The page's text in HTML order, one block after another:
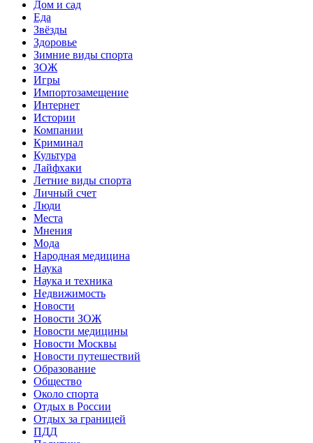
Дом и сад
Еда
Звёзды
Здоровье
Зимние виды спорта
ЗОЖ
Игры
Импортозамещение
Интернет
Истории
Компании
Криминал
Культура
Лайфхаки
Летние виды спорта
Личный счет
Люди
Места
Мнения
Мода
Народная медицина
Наука
Наука и техника
Недвижимость
Новости
Новости ЗОЖ
Новости медицины
Новости Москвы
Новости путешествий
Образование
Общество
Около спорта
Отдых в России
Отдых за границей
ПДД